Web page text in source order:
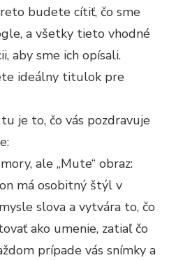
budete cítiť, čo sme
a všetky tieto vhodné
aby sme ich opísali.
ideálny titulok pre
je to, čo vás pozdravuje
ale „Mute“ obraz:
má osobitný štýl v
slova a vytvára to, čo
ako umenie, zatiaľ čo
prípade vás snímky a